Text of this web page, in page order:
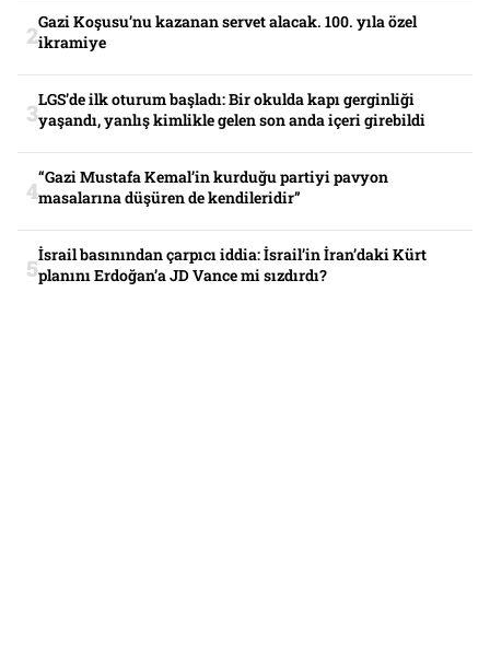
Gazi Koşusu’nu kazanan servet alacak. 100. yıla özel
ikramiye
LGS’de ilk oturum başladı: Bir okulda kapı gerginliği
yaşandı, yanlış kimlikle gelen son anda içeri girebildi
“Gazi Mustafa Kemal’in kurduğu partiyi pavyon
masalarına düşüren de kendileridir”
İsrail basınından çarpıcı iddia: İsrail’in İran’daki Kürt
planını Erdoğan’a JD Vance mi sızdırdı?